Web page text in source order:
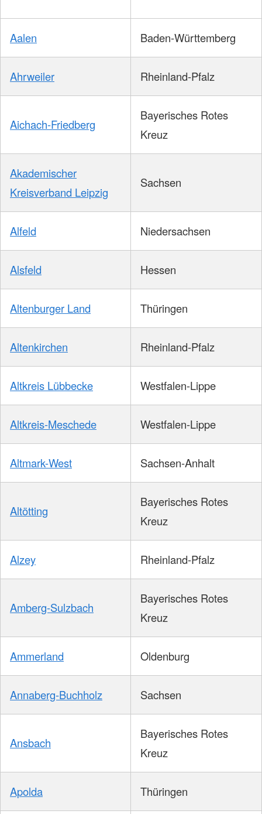
Aalen Baden-Württemberg
Ahrweiler Rheinland-Pfalz
Aichach-Friedberg
Bayerisches Rotes
Kreuz
Akademischer
Kreisverband Leipzig
Sachsen
Alfeld Niedersachsen
Alsfeld Hessen
Altenburger Land Thüringen
Altenkirchen Rheinland-Pfalz
Altkreis Lübbecke Westfalen-Lippe
Altkreis-Meschede Westfalen-Lippe
Altmark-West Sachsen-Anhalt
Altötting
Bayerisches Rotes
Kreuz
Alzey Rheinland-Pfalz
Amberg-Sulzbach
Bayerisches Rotes
Kreuz
Ammerland Oldenburg
Annaberg-Buchholz Sachsen
Ansbach
Bayerisches Rotes
Kreuz
Apolda Thüringen